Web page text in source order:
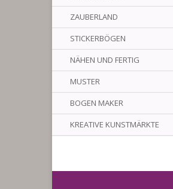
ZAUBERLAND
STICKERBÖGEN
NÄHEN UND FERTIG
MUSTER
BOGEN MAKER
KREATIVE KUNSTMÄRKTE